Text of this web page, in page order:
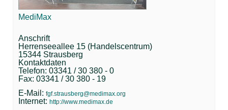
MediMax
Anschrift
Herrenseeallee 15 (Handelscentrum)
15344 Strausberg
Kontaktdaten
Telefon: 03341 / 30 380 - 0
Fax: 03341 / 30 380 - 19
E-Mail: fgf.strausberg@medimax.org
Internet: http://www.medimax.de